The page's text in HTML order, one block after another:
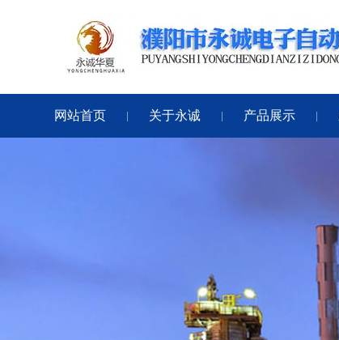
网站首页 | 关于永诚 | 产品展示 |